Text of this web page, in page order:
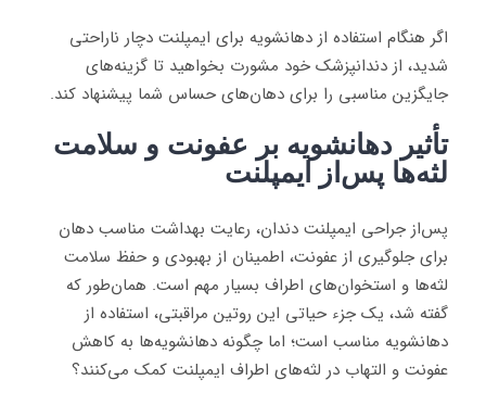
اگر هنگام استفاده از دهانشویه برای ایمپلنت دچار ناراحتی
شدید، از دندانپزشک خود مشورت بخواهید تا گزینه‌های
جایگزین مناسبی را برای دهان‌های حساس شما پیشنهاد کند.
تأثیر دهانشویه بر عفونت و سلامت
لثه‌ها پس‌از ایمپلنت
پس‌از جراحی ایمپلنت دندان، رعایت بهداشت مناسب دهان
برای جلوگیری از عفونت، اطمینان از بهبودی و حفظ سلامت
لثه‌ها و استخوان‌های اطراف بسیار مهم است. همان‌طور که
گفته شد، یک جزء حیاتی این روتین مراقبتی، استفاده از
دهانشویه مناسب است؛ اما چگونه دهانشویه‌ها به کاهش
عفونت و التهاب در لثه‌های اطراف ایمپلنت کمک می‌کنند؟